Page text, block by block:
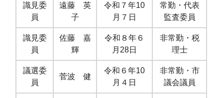
識見委
員
遠藤 英
子
令和７年10
月７日
常勤・代表
監査委員
識見委
員
佐藤 嘉
輝
令和８年６
月28日
非常勤・税
理士
議選委
員
菅波 健
令和６年10
月４日
非常勤・市
議会議員